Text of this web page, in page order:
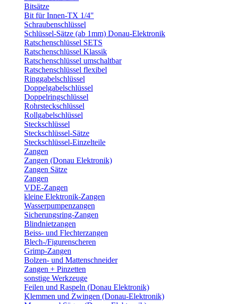
Bitsätze
Bit für Innen-TX 1/4"
Schraubenschlüssel
Schlüssel-Sätze (ab 1mm) Donau-Elektronik
Ratschenschlüssel SETS
Ratschenschlüssel Klassik
Ratschenschlüssel umschaltbar
Ratschenschlüssel flexibel
Ringgabelschlüssel
Doppelgabelschlüssel
Doppelringschlüssel
Rohrsteckschlüssel
Rollgabelschlüssel
Steckschlüssel
Steckschlüssel-Sätze
Steckschlüssel-Einzelteile
Zangen
Zangen (Donau Elektronik)
Zangen Sätze
Zangen
VDE-Zangen
kleine Elektronik-Zangen
Wasserpumpenzangen
Sicherungsring-Zangen
Blindnietzangen
Beiss- und Flechterzangen
Blech-/Figurenscheren
Grimp-Zangen
Bolzen- und Mattenschneider
Zangen + Pinzetten
sonstige Werkzeuge
Feilen und Raspeln (Donau Elektronik)
Klemmen und Zwingen (Donau-Elektronik)